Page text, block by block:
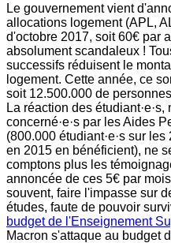
Le gouvernement vient
allocations logement (APL,
d'octobre 2017, soit 60€ par
absolument scandaleux !
successifs réduisent le
logement. Cette année, ce
soit 12.500.000 de
La réaction des étudiant·e·s,
concerné·e·s par les Aides
(800.000 étudiant·e·s sur
en 2015 en bénéficient), ne
comptons plus les
annoncée de ces 5€ par
souvent, faire l'impasse sur
études, faute de pouvoir
budget de l'Enseignement
Macron s'attaque au budget